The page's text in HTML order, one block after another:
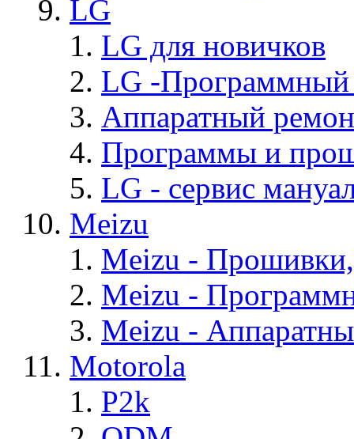
LG
LG для новичков
LG -Программный
Аппаратный
Программы и
LG - cервис
Meizu
Meizu -
Meizu -
Meizu -
Motorola
P2k